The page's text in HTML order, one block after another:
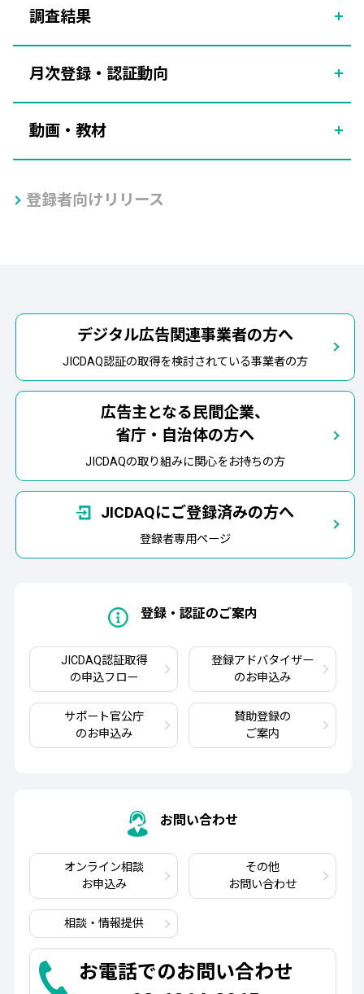
調査結果
月次登録・認証動向
動画・教材
登録者向けリリース
デジタル広告関連事業者の方へ
JICDAQ認証の取得を検討されている事業者の方
広告主となる民間企業、
省庁・自治体の方へ
JICDAQの取り組みに関心をお持ちの方
JICDAQにご登録済みの方へ
登録者専用ページ
登録・認証のご案内
JICDAQ認証取得
の申込フロー
登録アドバタイザー
のお申込み
サポート官公庁
のお申込み
賛助登録の
ご案内
お問い合わせ
オンライン相談
お申込み
その他
お問い合わせ
相談・情報提供
お電話でのお問い合わせ